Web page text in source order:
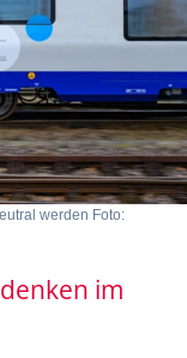
werden Foto:
im